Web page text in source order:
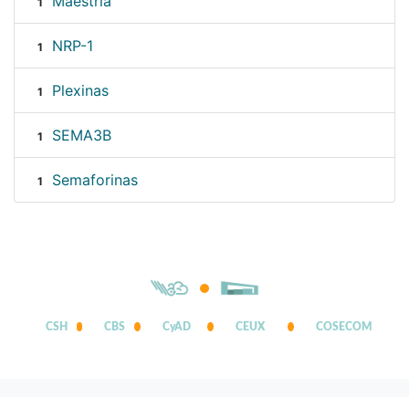
1 NRP-1
1 Plexinas
1 SEMA3B
1 Semaforinas
CSH CBS CyAD CEUX COSECOM